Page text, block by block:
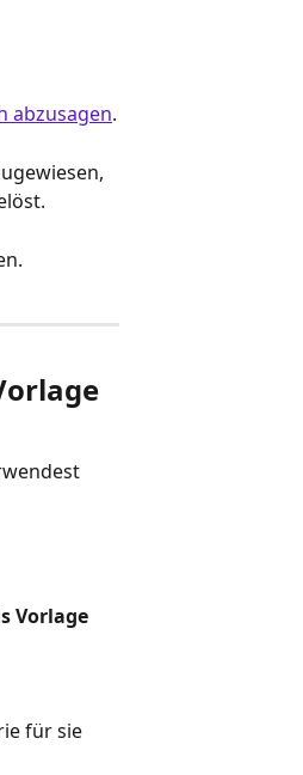
abzusagen.
Vorlage
für sie